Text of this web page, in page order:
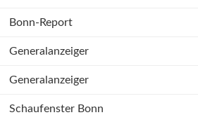
Bonn-Report
Generalanzeiger
Generalanzeiger
Schaufenster Bonn